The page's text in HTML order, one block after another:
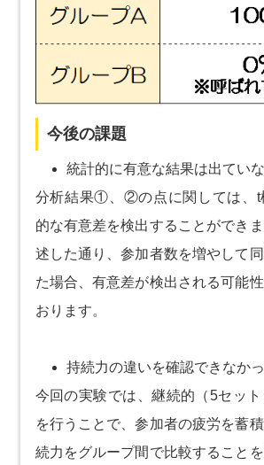
今後の課題
統計的に有意な結果は出てい
分析結果①、②の点に関しては、t
的な有意差を検出することができ
述した通り、参加者数を増やして
た場合、有意差が検出される可能
おります。
持続力の違いを確認できなか
今回の実験では、継続的（5セット
を行うことで、参加者の疲労を蓄
続力をグループ間で比較すること